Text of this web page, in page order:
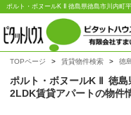
ポルト・ボヌールK Ⅱ 徳島県徳島市川内町
TOPページ 賃貸物件検索 徳
ポルト・ボヌールK Ⅱ 徳島
2LDK賃貸アパートの物件